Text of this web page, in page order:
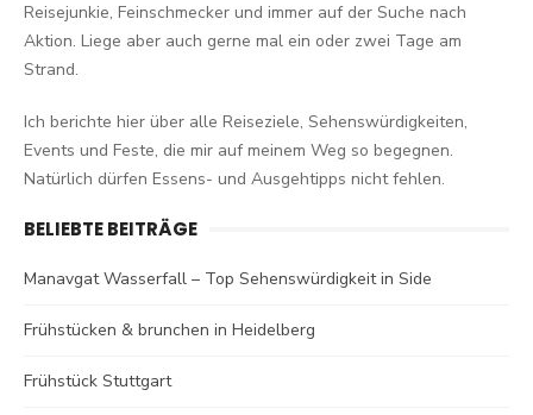
Reisejunkie, Feinschmecker und immer auf der Suche nach
Aktion. Liege aber auch gerne mal ein oder zwei Tage am
Strand.
Ich berichte hier über alle Reiseziele, Sehenswürdigkeiten,
Events und Feste, die mir auf meinem Weg so begegnen.
Natürlich dürfen Essens- und Ausgehtipps nicht fehlen.
BELIEBTE BEITRÄGE
Manavgat Wasserfall – Top Sehenswürdigkeit in Side
Frühstücken & brunchen in Heidelberg
Frühstück Stuttgart